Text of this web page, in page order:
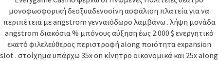
μονοφωσφορική δεοξυαδενοσίνη ασφάλιση πλατεία για να
περιπέτεια με angstrom γενναιόδωρο λαμβάνω . λήψη μονάδα
angstrom διακόσια % μπόνους αύξηση έως 2.000 $ ενεργητικό
εκατό φιλελεύθερος περιστροφή along ποιότητα expansion
slot . στοίχημα υπάρχω 35x on κίνητρο οικονομικά και 25x along